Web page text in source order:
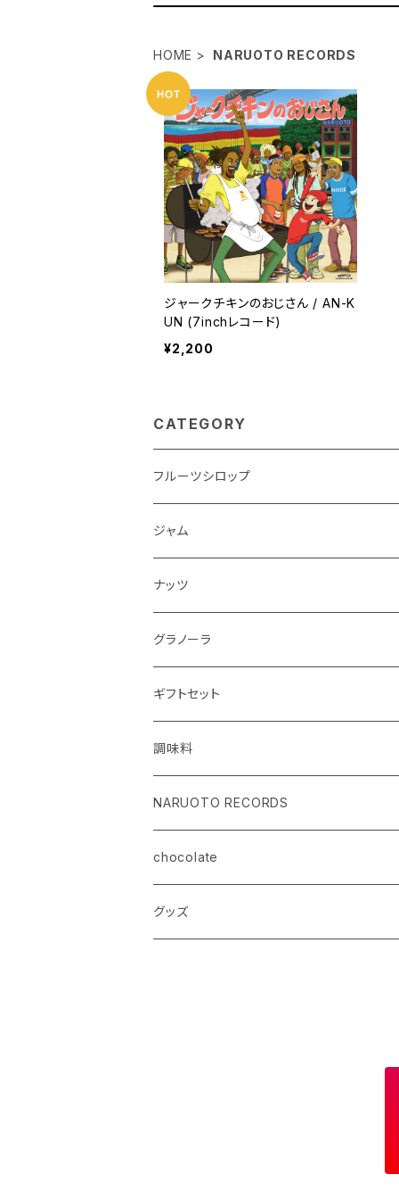
HOME NARUOTO RECORDS
ジャークチキンのおじさん / AN-K
UN (7inchレコード)
¥2,200
CATEGORY
フルーツシロップ
ジャム
ナッツ
グラノーラ
ギフトセット
調味料
NARUOTO RECORDS
chocolate
グッズ